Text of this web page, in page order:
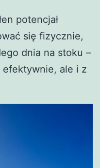
potencjał
się fizycznie,
dnia na stoku –
ale i z